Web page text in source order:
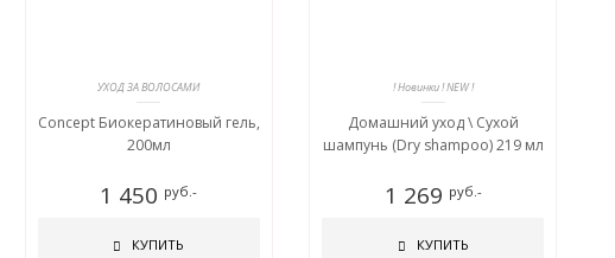
УХОД ЗА ВОЛОСАМИ
Concept Биокератиновый гель,
200мл
1 450 руб.-
КУПИТЬ
! Новинки ! NEW !
Домашний уход \ Сухой
шампунь (Dry shampoo) 219 мл
1 269 руб.-
КУПИТЬ